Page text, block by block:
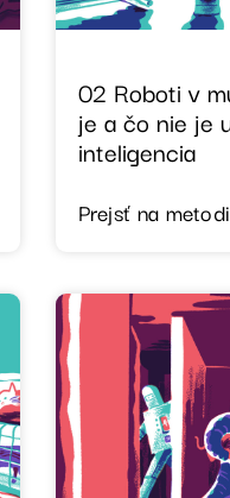
02 Roboti v
je a čo nie je
inteligencia
Prejsť na